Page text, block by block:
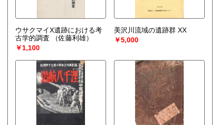
ウサクマイX遺跡における考
古学的調査
（佐藤利雄）
￥1,100
美沢川流域の遺跡群 XX
￥5,000